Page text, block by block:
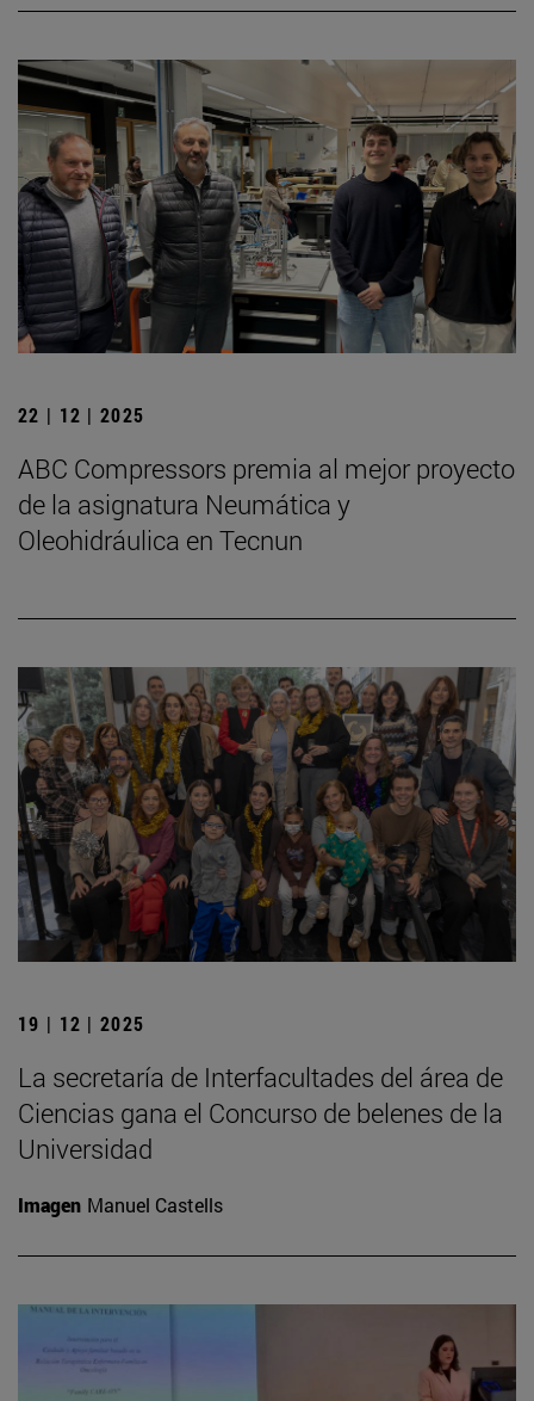
22 | 12 | 2025
ABC Compressors premia al mejor proyecto
de la asignatura Neumática y
Oleohidráulica en Tecnun
19 | 12 | 2025
La secretaría de Interfacultades del área de
Ciencias gana el Concurso de belenes de la
Universidad
Imagen Manuel Castells